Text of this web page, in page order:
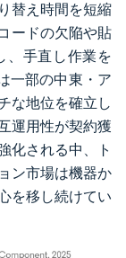
替え時間を短縮
ードの欠陥や貼
、手直し作業を
一部の中東・ア
な地位を確立し
運用性が契約獲
化される中、ト
ン市場は機器か
を移し続けてい